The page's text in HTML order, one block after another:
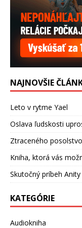
NAJNOVŠIE
Leto v rytme Yael
Oslava ľudskosti
Ztraceného posolstvo
Kniha, ktorá vás
Skutočný príbeh Anity
KATEGÓRIE
Audiokniha